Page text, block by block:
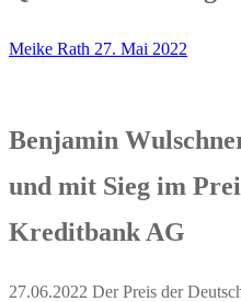
Meike Rath 27. Mai 2022
Benjamin
und mit Sieg im
Kreditbank AG
27.06.2022 Der Preis der